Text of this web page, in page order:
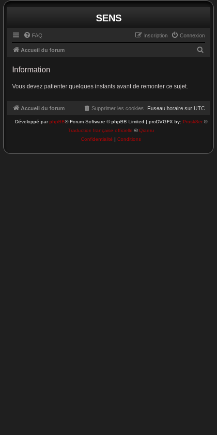
SENS
FAQ Connexion
Inscription
Accueil du forum
r
c
r
Information
Vous devez patienter quelques instants avant de remonter ce sujet.
Accueil du forum Fuseau horaire sur UTC
Supprimer les cookies
Développé parphpBB® Forum Software © phpBB Limited | proDVGFX by: Prosk8er©
Traduction française officielle ©Qiaeru
Confidentialité | Conditions